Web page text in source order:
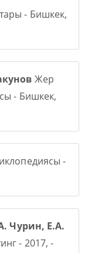
- Бишкек,
Жер
- Бишкек,
-
Чурин, Е.А.
- 2017, -